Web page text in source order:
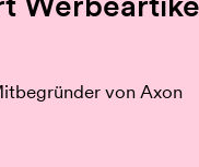
von Axon